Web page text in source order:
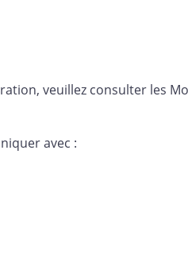
veuillez consulter les
avec :